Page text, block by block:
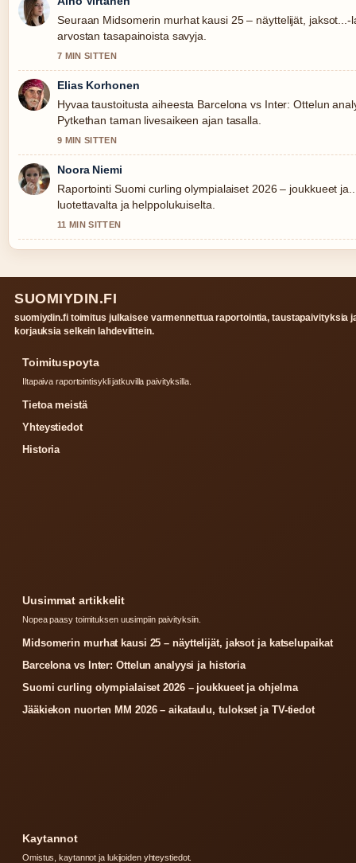
Seuraan Midsomerin murhat kausi 25 – näyttelijät, jaksot...-
arvostan tasapainoista savyja.
7 MIN SITTEN
Elias Korhonen
Hyvaa taustoitusta aiheesta Barcelona vs Inter: Ottelun
Pytkethan taman livesaikeen ajan tasalla.
9 MIN SITTEN
Noora Niemi
Raportointi Suomi curling olympialaiset 2026 – joukkueet
luotettavalta ja helppolukuiselta.
11 MIN SITTEN
SUOMIYDIN.FI
suomiydin.fi toimitus julkaisee varmennettua raportointia, taustapaivityksia
korjauksia selkein lahdeviittein.
Toimituspoyta
Iltapaiva raportointisykli jatkuvilla paivityksilla.
Tietoa meistä
Yhteystiedot
Historia
Uusimmat artikkelit
Nopea paasy toimituksen uusimpiin paivityksiin.
Midsomerin murhat kausi 25 – näyttelijät, jaksot ja katselupaikat
Barcelona vs Inter: Ottelun analyysi ja historia
Suomi curling olympialaiset 2026 – joukkueet ja ohjelma
Jääkiekon nuorten MM 2026 – aikataulu, tulokset ja TV-tiedot
Kaytannot
Omistus, kaytannot ja lukijoiden yhteystiedot.